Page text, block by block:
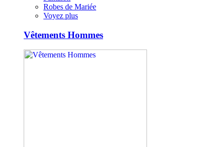
Robes de Mariée
Voyez plus
Vêtements Hommes